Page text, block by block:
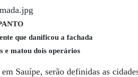
que danificou a fachada
e matou dois operários
Sauípe, serão definidas as